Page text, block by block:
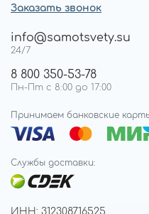
Заказать звонок
info@samotsvety.su
24/7
8 800 350-53-78
Пн-Пт с 8:00 до 17:00
Принимаем банковские
Службы доставки:
ИНН: 312308716525